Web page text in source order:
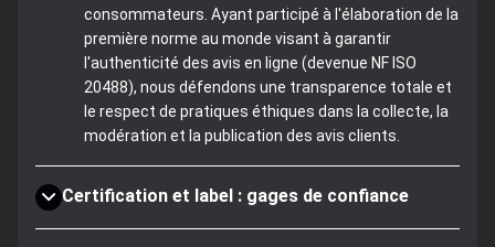
consommateurs. Ayant participé à l'élaboration de la
première norme au monde visant à garantir
l'authenticité des avis en ligne (devenue NF ISO
20488), nous défendons une transparence totale et
le respect de pratiques éthiques dans la collecte, la
modération et la publication des avis clients.
Certification et label : gages de confiance